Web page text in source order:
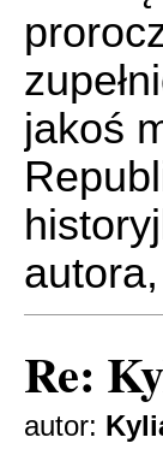
jakoś
Re:
autor: